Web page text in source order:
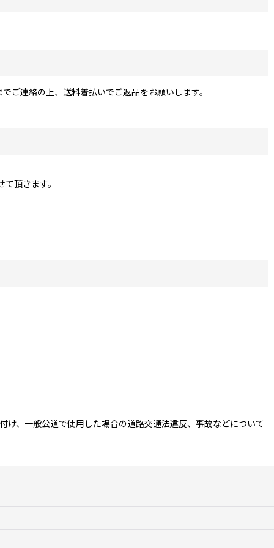
ご連絡の上、送料着払いでご返品をお願いします。
頂きます。
け、一般公道で使用した場合の道路交通法違反、事故などについて